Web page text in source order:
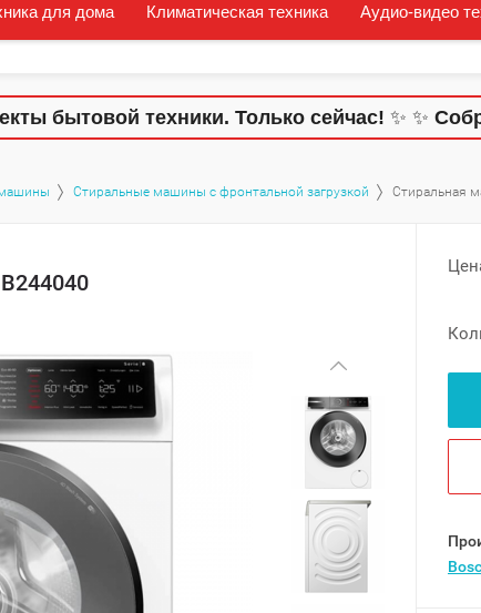
для дома Климатическая техника Аудио-видео
техники. Только сейчас!✨ ✨Собрать
Стиральные машины с фронтальной загрузкой Стиральная